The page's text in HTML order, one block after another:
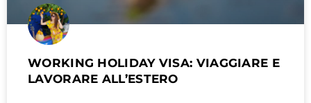
WORKING HOLIDAY VISA: VIAGGIARE E
LAVORARE ALL’ESTERO